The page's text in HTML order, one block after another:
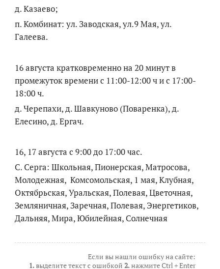
д. Казаево;
п. Комбинат: ул. Заводская, ул.9 Мая, ул.
Галеева.
16 августа кратковременно на 20 минут в
промежуток времени с 11:00-12:00 ч и с 17:00-
18:00 ч.
д. Черепахи, д. Шавкуново (Поваренка), д.
Елесино, д. Ергач.
16, 17 августа с 9:00 до 17:00 час.
С. Серга: Школьная, Пионерская, Матросова,
Молодежная, Комсомольская, 1 мая, Клубная,
Октябрьская, Уральская, Полевая, Цветочная,
Земляничная, Заречная, Полевая, Энергетиков,
Дальняя, Мира, Юбилейная, Солнечная
Если вы нашли ошибку на сайте:
1.выделите текст с ошибкой 2.нажмите Ctrl + Enter